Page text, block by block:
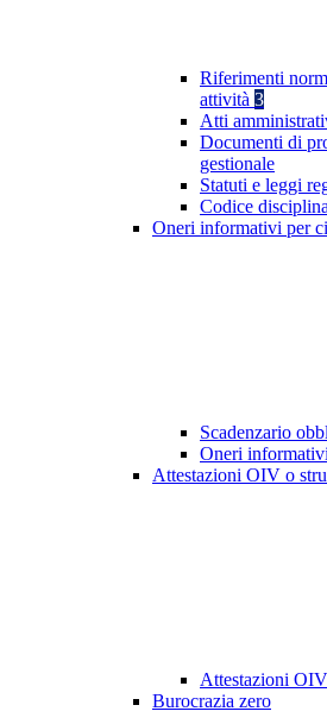
Riferimenti
attività 3
Atti
Documenti di
gestionale
Statuti e leggi
Codice
Oneri informativi per
Scadenzario
Oneri
Attestazioni OIV o
Attestazioni
Burocrazia zero